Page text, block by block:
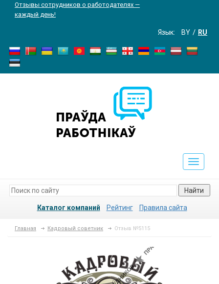
Отзывы сотрудников о работодателях —
каждый день!
Язык: BY RU
Toggle
Найти
Каталог компаний Рейтинг Правила сайта
Главная Кадровый советник Отзыв №5115